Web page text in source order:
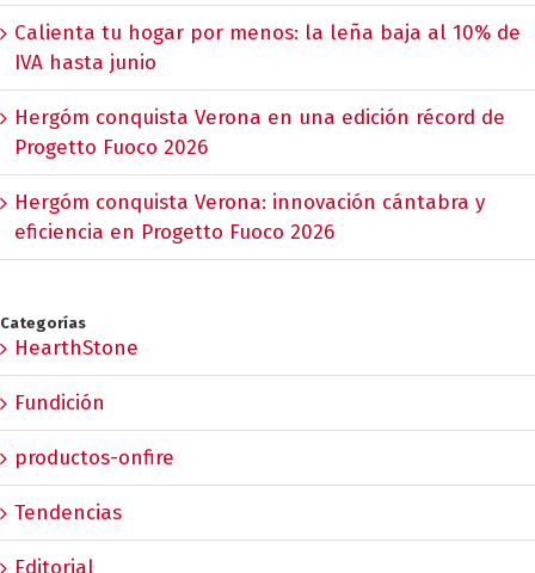
Calienta tu hogar por menos: la leña baja al 10% de
IVA hasta junio
Hergóm conquista Verona en una edición récord de
Progetto Fuoco 2026
Hergóm conquista Verona: innovación cántabra y
eficiencia en Progetto Fuoco 2026
Categorías
HearthStone
Fundición
productos-onfire
Tendencias
Editorial